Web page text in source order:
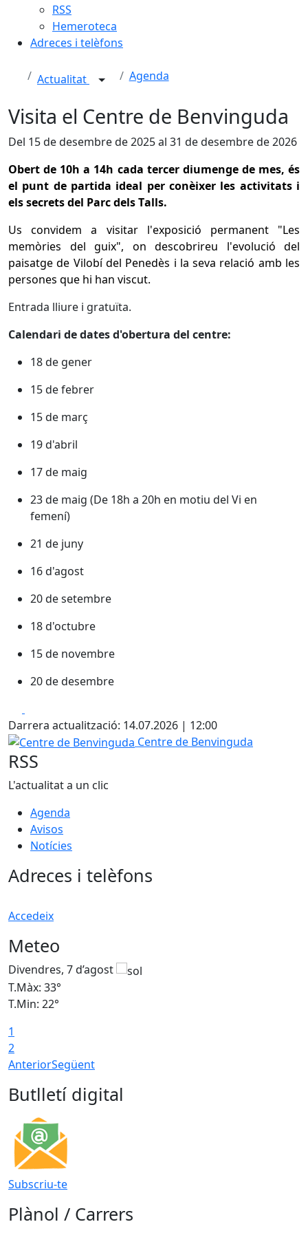
RSS
Hemeroteca
Adreces i telèfons
Actualitat Agenda
Visita el Centre de Benvinguda
Del 15 de desembre de 2025 al 31 de desembre de 2026
Obert de 10h a 14h cada tercer diumenge de mes, és
el punt de partida ideal per conèixer les activitats i
els secrets del Parc dels Talls.
Us convidem a visitar l'exposició permanent "Les
memòries del guix", on descobrireu l'evolució del
paisatge de Vilobí del Penedès i la seva relació amb les
persones que hi han viscut.
Entrada lliure i gratuïta.
Calendari de dates d'obertura del centre:
18 de gener
15 de febrer
15 de març
19 d'abril
17 de maig
23 de maig (De 18h a 20h en motiu del Vi en
femení)
21 de juny
16 d'agost
20 de setembre
18 d'octubre
15 de novembre
20 de desembre
Darrera actualització: 14.07.2026 | 12:00
Centre de Benvinguda
Centre de Benvinguda
RSS
L'actualitat a un clic
Agenda
Avisos
Notícies
Adreces i telèfons
Accedeix
Meteo
Divendres, 7 d’agost
T.Màx: 33°
T.Min: 22°
1
2
AnteriorSegüent
Butlletí digital
Subscriu-te
Plànol / Carrers